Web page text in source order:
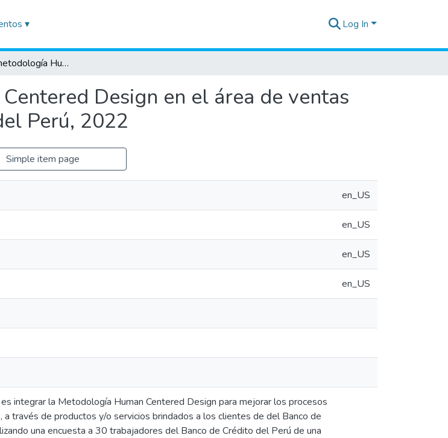
▾ Log In
Integrar la metodología Human Centered Design en el área de ventas digitales del Banco de Crédito del Perú, 2022
Design en el área de ventas
Perú, 2022
Simple item page
en_US
en_US
en_US
en_US
integrar la Metodología Human Centered Design para mejorar los procesos
través de productos y/o servicios brindados a los clientes de del Banco de
una encuesta a 30 trabajadores del Banco de Crédito del Perú de una